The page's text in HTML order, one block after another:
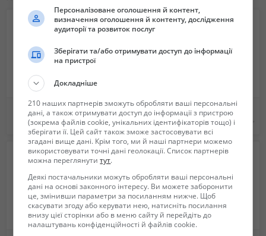
Книга «Певчие и декоративные птицы. Содержание и разведение», Кузьмин Н.Ф.
280 грн. 120 грн.
Персоналізоване оголошення й контент,
визначення оголошення й контенту, дослідження
аудиторії та розвиток послуг
Зберігати та/або отримувати доступ до інформації
на пристрої
Докладніше
210 наших партнерів зможуть обробляти ваші персональні
дані, а також отримувати доступ до інформації з пристрою
(зокрема файлів cookie, унікальних ідентифікаторів тощо) і
зберігати її. Цей сайт також зможе застосовувати всі
згадані вище дані. Крім того, ми й наші партнери можемо
використовувати точні дані геолокації. Список партнерів
можна переглянутитут.
Деякі постачальники можуть обробляти ваші персональні
дані на основі законного інтересу. Ви можете заборонити
це, змінивши параметри за посиланням нижче. Щоб
скасувати згоду або керувати нею, натисніть посилання
внизу цієї сторінки або в меню сайту й перейдіть до
налаштувань конфіденційності й файлів cookie.